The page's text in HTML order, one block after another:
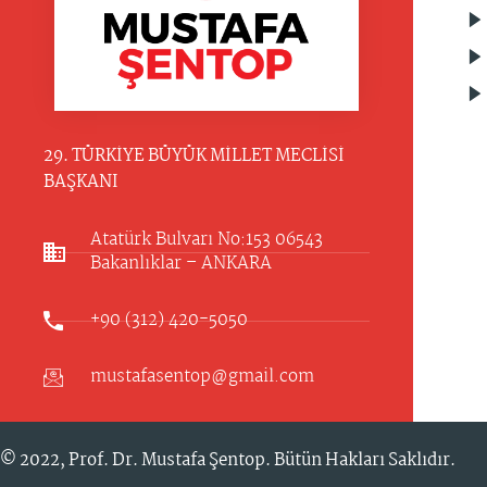
29. TÜRKİYE BÜYÜK MİLLET MECLİSİ
BAŞKANI
Atatürk Bulvarı No:153 06543
Bakanlıklar – ANKARA​
+90 (312) 420-5050
mustafasentop@gmail.com
© 2022,Prof. Dr. Mustafa Şentop. Bütün Hakları Saklıdır.